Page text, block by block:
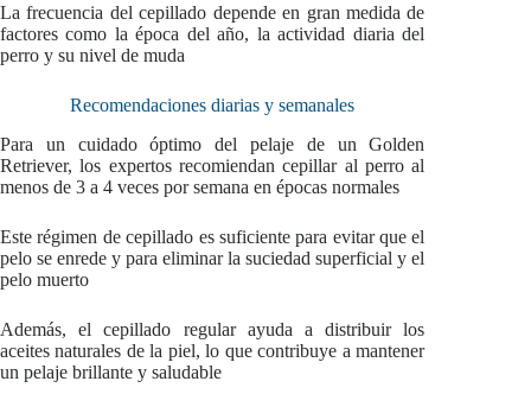
La frecuencia del cepillado depende en gran medida de
factores como la época del año, la actividad diaria del
perro y su nivel de muda
Recomendaciones diarias y semanales
Para un cuidado óptimo del pelaje de un Golden
Retriever, los expertos recomiendan cepillar al perro al
menos de 3 a 4 veces por semana en épocas normales
Este régimen de cepillado es suficiente para evitar que el
pelo se enrede y para eliminar la suciedad superficial y el
pelo muerto
Además, el cepillado regular ayuda a distribuir los
aceites naturales de la piel, lo que contribuye a mantener
un pelaje brillante y saludable